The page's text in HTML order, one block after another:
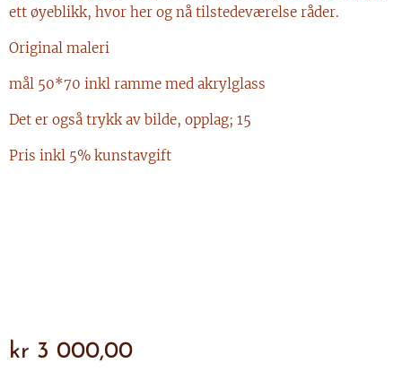
ett øyeblikk, hvor her og nå tilstedeværelse råder.
Original maleri
mål 50*70 inkl ramme med akrylglass
Det er også trykk av bilde, opplag; 15
Pris inkl 5% kunstavgift
kr 3 000,00